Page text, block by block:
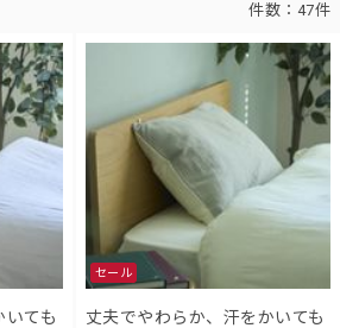
件数： 47件
いても
セール
丈夫でやわらか、汗をかいても